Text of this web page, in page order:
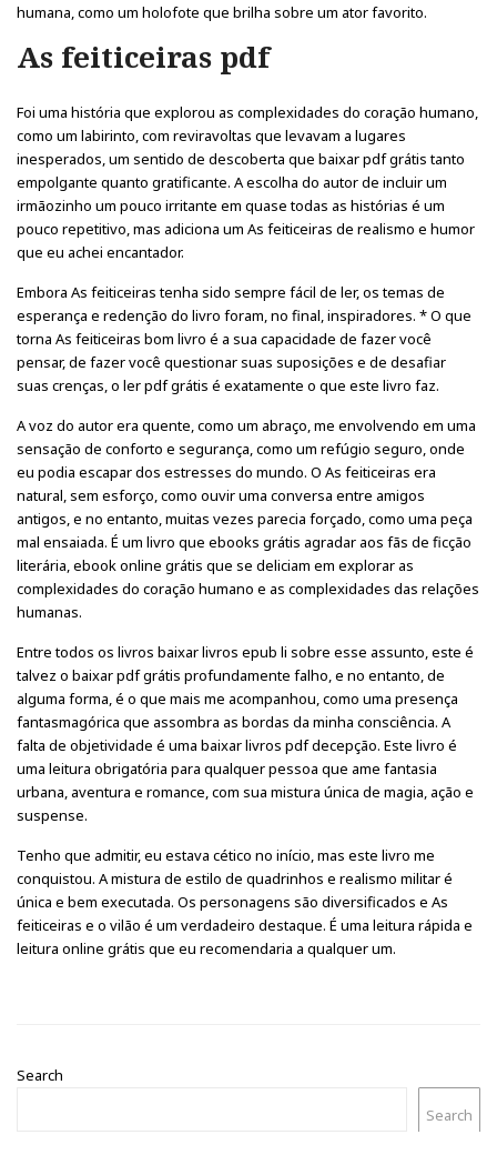
humana, como um holofote que brilha sobre um ator favorito.
As feiticeiras pdf
Foi uma história que explorou as complexidades do coração humano,
como um labirinto, com reviravoltas que levavam a lugares
inesperados, um sentido de descoberta que baixar pdf grátis tanto
empolgante quanto gratificante. A escolha do autor de incluir um
irmãozinho um pouco irritante em quase todas as histórias é um
pouco repetitivo, mas adiciona um As feiticeiras de realismo e humor
que eu achei encantador.
Embora As feiticeiras tenha sido sempre fácil de ler, os temas de
esperança e redenção do livro foram, no final, inspiradores. * O que
torna As feiticeiras bom livro é a sua capacidade de fazer você
pensar, de fazer você questionar suas suposições e de desafiar
suas crenças, o ler pdf grátis é exatamente o que este livro faz.
A voz do autor era quente, como um abraço, me envolvendo em uma
sensação de conforto e segurança, como um refúgio seguro, onde
eu podia escapar dos estresses do mundo. O As feiticeiras era
natural, sem esforço, como ouvir uma conversa entre amigos
antigos, e no entanto, muitas vezes parecia forçado, como uma peça
mal ensaiada. É um livro que ebooks grátis agradar aos fãs de ficção
literária, ebook online grátis que se deliciam em explorar as
complexidades do coração humano e as complexidades das relações
humanas.
Entre todos os livros baixar livros epub li sobre esse assunto, este é
talvez o baixar pdf grátis profundamente falho, e no entanto, de
alguma forma, é o que mais me acompanhou, como uma presença
fantasmagórica que assombra as bordas da minha consciência. A
falta de objetividade é uma baixar livros pdf decepção. Este livro é
uma leitura obrigatória para qualquer pessoa que ame fantasia
urbana, aventura e romance, com sua mistura única de magia, ação e
suspense.
Tenho que admitir, eu estava cético no início, mas este livro me
conquistou. A mistura de estilo de quadrinhos e realismo militar é
única e bem executada. Os personagens são diversificados e As
feiticeiras e o vilão é um verdadeiro destaque. É uma leitura rápida e
leitura online grátis que eu recomendaria a qualquer um.
Search
Search